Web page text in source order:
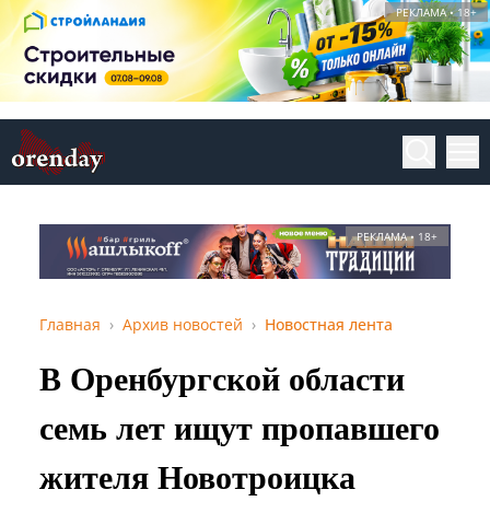
РЕКЛАМА • 18+
РЕКЛАМА • 18+
Главная Архив новостей Новостная лента
В Оренбургской области
семь лет ищут пропавшего
жителя Новотроицка